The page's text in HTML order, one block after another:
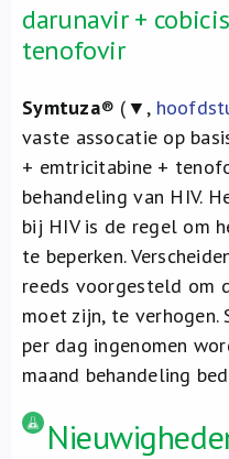
darunavir +
tenofovir
Symtuza® (▼,
vaste assocatie op
+ emtricitabine +
behandeling van HIV.
bij HIV is de regel om
te beperken.
reeds voorgesteld om
moet zijn, te
per dag ingenomen
maand behandeling